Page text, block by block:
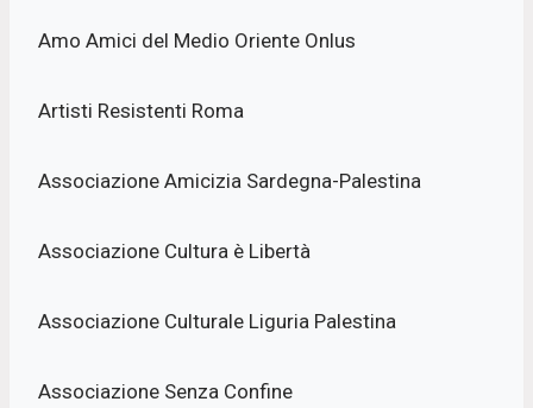
Amo Amici del Medio Oriente Onlus
Artisti Resistenti Roma
Associazione Amicizia Sardegna-Palestina
Associazione Cultura è Libertà
Associazione Culturale Liguria Palestina
Associazione Senza Confine